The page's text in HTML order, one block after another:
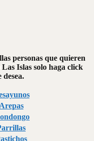
personas que quieren
Islas solo haga click
Arepas